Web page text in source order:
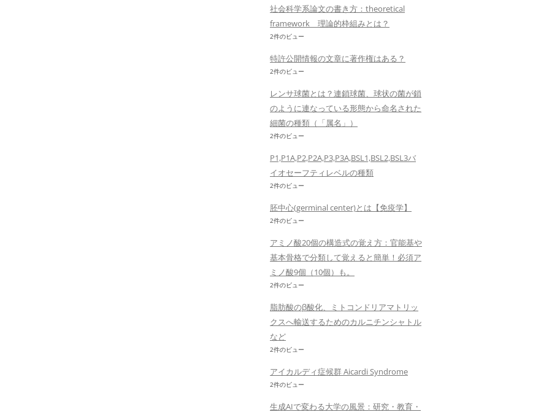
社会科学系論文の書き方：theoretical
framework 理論的枠組みとは？
2件のビュー
特許公開情報の文章に著作権はある？
2件のビュー
レンサ球菌とは？連鎖球菌、球状の菌が鎖
のように連なっている形態から命名された
細菌の種類（「属名」）
2件のビュー
P1,P1A,P2,P2A,P3,P3A,BSL1,BSL2,BSL3バ
イオセーフティレベルの種類
2件のビュー
胚中心(germinal center)とは【免疫学】
2件のビュー
アミノ酸20個の構造式の覚え方：官能基や
基本骨格で分類して覚えると簡単！必須ア
ミノ酸9個（10個）も。
2件のビュー
脂肪酸のβ酸化、ミトコンドリアマトリッ
クスへ輸送するためのカルニチンシャトル
など
2件のビュー
アイカルディ症候群 Aicardi Syndrome
2件のビュー
生成AIで変わる大学の風景：研究・教育・